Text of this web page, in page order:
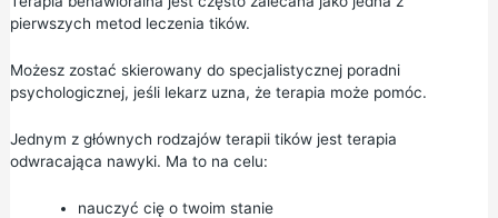
pierwszych metod leczenia tików.
Możesz zostać skierowany do specjalistycznej poradni
psychologicznej, jeśli lekarz uzna, że terapia może pomóc.
Jednym z głównych rodzajów terapii tików jest terapia
odwracająca nawyki. Ma to na celu:
nauczyć cię o twoim stanie